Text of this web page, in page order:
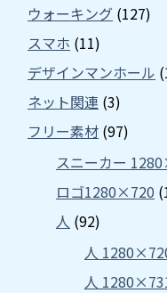
ウォーキング (127)
スマホ (11)
デザインマンホール
ネット関連 (3)
フリー素材 (97)
スニーカー
ロゴ1280×720
人 (92)
人
人